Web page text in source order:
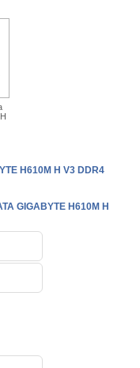
H610M H V3 DDR4
H610M H